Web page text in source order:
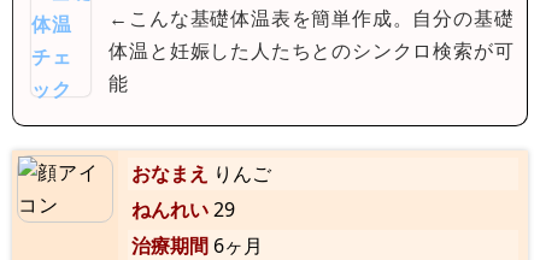
←こんな基礎体温表を簡単作成。自分の基礎
体温と妊娠した人たちとのシンクロ検索が可
能
おなまえ りんご
ねんれい29
治療期間 6ヶ月